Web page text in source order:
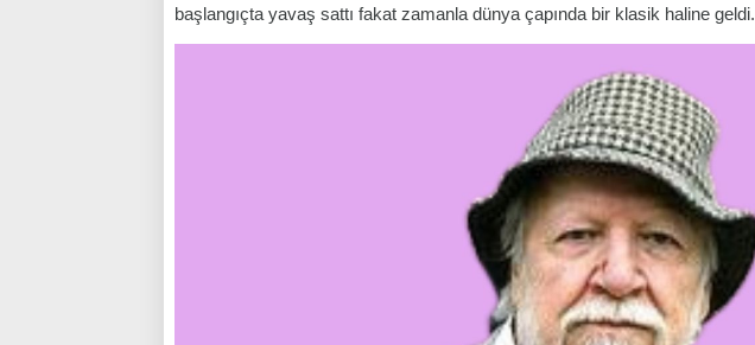
başlangıçta yavaş sattı fakat zamanla dünya çapında bir klasik haline geldi.